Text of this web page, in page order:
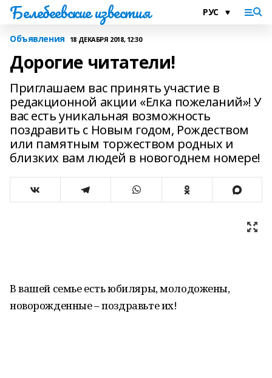
Белебеевские известия
Объявления 18 ДЕКАБРЯ 2018, 12:30
Дорогие читатели!
Приглашаем вас принять участие в
редакционной акции «Елка пожеланий»! У
вас есть уникальная возможность
поздравить с Новым годом, Рождеством
или памятным торжеством родных и
близких вам людей в новогоднем номере!
В вашей семье есть юбиляры, молодожены,
новорожденные – поздравьте их!